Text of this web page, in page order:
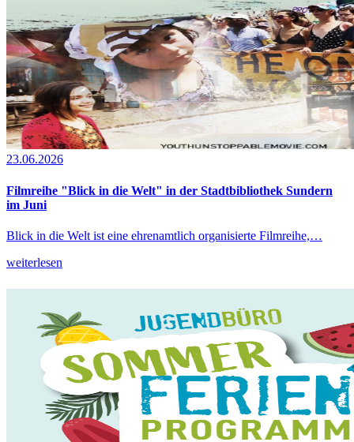
23.06.2026
Filmreihe "Blick in die Welt" in der Stadtbibliothek Sundern
im Juni
Blick in die Welt ist eine ehrenamtlich organisierte Filmreihe,…
weiterlesen